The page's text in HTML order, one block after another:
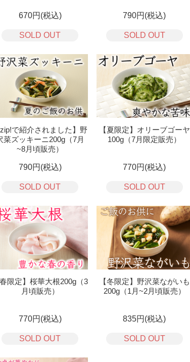
670円(税込)
SOLD OUT
790円(税込)
SOLD OUT
で紹介されました】野
菜ズッキーニ200g（7月
~8月頃販売）
790円(税込)
SOLD OUT
【夏限定】オリーブゴーヤ
100g（7月限定販売）
770円(税込)
SOLD OUT
限定】桜華大根200g（3
月頃販売）
770円(税込)
SOLD OUT
【冬限定】野沢菜ながいも
200g（1月~2月頃販売）
835円(税込)
SOLD OUT